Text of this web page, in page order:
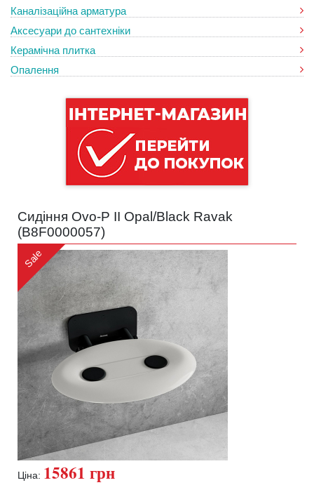
Каналізаційна арматура
Аксесуари до сантехніки
Керамічна плитка
Опалення
Сидіння Ovo-P II Opal/Black Ravak
(B8F0000057)
Sale
Ціна: 15861 грн